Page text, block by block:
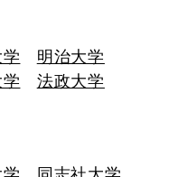
明治大学
法政大学
同志社大学